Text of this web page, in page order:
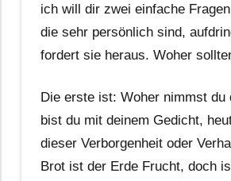
ich will dir zwei einfache
die sehr persönlich sind,
fordert sie heraus. Woher
Die erste ist: Woher nimmst
bist du mit deinem Gedicht,
dieser Verborgenheit oder
Brot ist der Erde Frucht, doch